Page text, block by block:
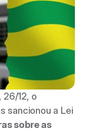
12, o
sancionou a Lei
sobre as